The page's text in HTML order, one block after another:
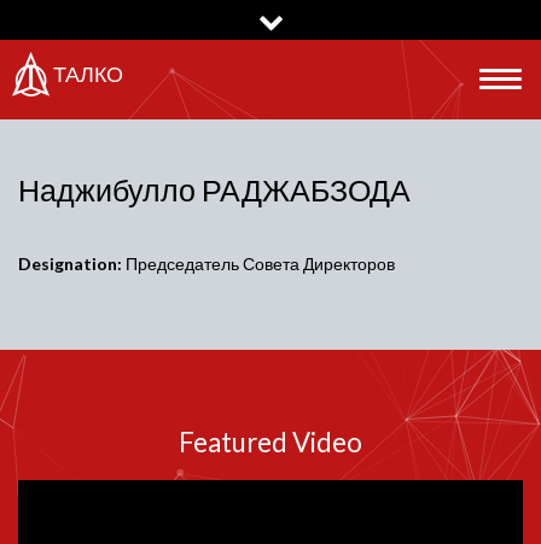
к
основному
содержанию
ТАЛКО
Наджибулло РАДЖАБЗОДА
Designation: Председатель Совета Директоров
Featured Video